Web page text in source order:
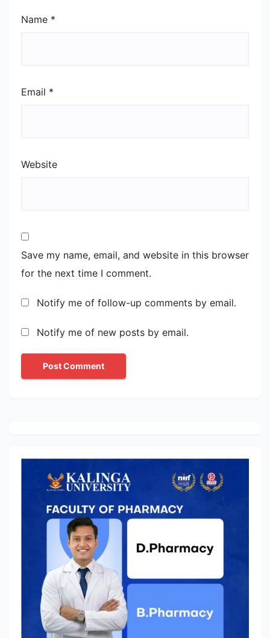
Name *
Email *
Website
Save my name, email, and website in this browser
for the next time I comment.
Notify me of follow-up comments by email.
Notify me of new posts by email.